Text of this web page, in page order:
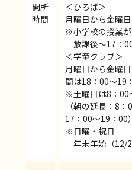
開所
時間
＜ひろば＞
月曜日から金曜
※小学校の授業が
放課後～17：
＜学童クラブ＞
月曜日から金曜
間は18：00～19
※土曜日は8：00
（朝の延長：8
17：00～19：00）
※日曜・祝日
年末年始（12/